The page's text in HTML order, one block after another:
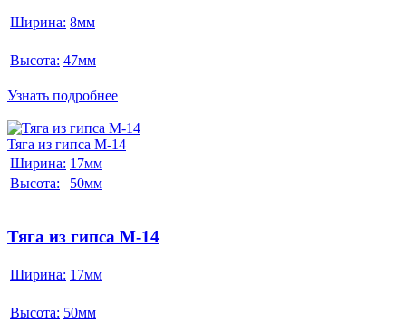
Ширина: 8мм
Высота: 47мм
Узнать подробнее
Тяга из гипса М-14
Ширина: 17мм
Высота:
50мм
Тяга из гипса М-14
Ширина: 17мм
Высота: 50мм